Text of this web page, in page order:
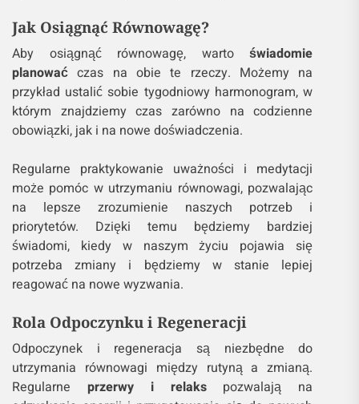
Jak Osiągnąć Równowagę?
Aby osiągnąć równowagę, wartoświadomie
planować czas na obie te rzeczy. Możemy na
przykład ustalić sobie tygodniowy harmonogram, w
którym znajdziemy czas zarówno na codzienne
obowiązki, jak i na nowe doświadczenia.
Regularne praktykowanie uważności i medytacji
może pomóc w utrzymaniu równowagi, pozwalając
na lepsze zrozumienie naszych potrzeb i
priorytetów. Dzięki temu będziemy bardziej
świadomi, kiedy w naszym życiu pojawia się
potrzeba zmiany i będziemy w stanie lepiej
reagować na nowe wyzwania.
Rola Odpoczynku i Regeneracji
Odpoczynek i regeneracja są niezbędne do
utrzymania równowagi między rutyną a zmianą.
Regularne przerwy i relakspozwalają na